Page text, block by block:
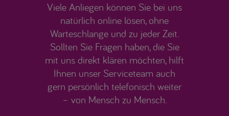
Viele Anliegen können Sie bei uns
natürlich online lösen, ohne
Warteschlange und zu jeder Zeit.
Sollten Sie Fragen haben, die Sie
mit uns direkt klären möchten, hilft
Ihnen unser Serviceteam auch
gern persönlich telefonisch weiter
– von Mensch zu Mensch.